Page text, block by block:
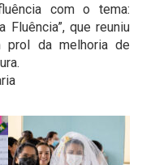
com o tema:
Fluência”, que reuniu
prol da melhoria de